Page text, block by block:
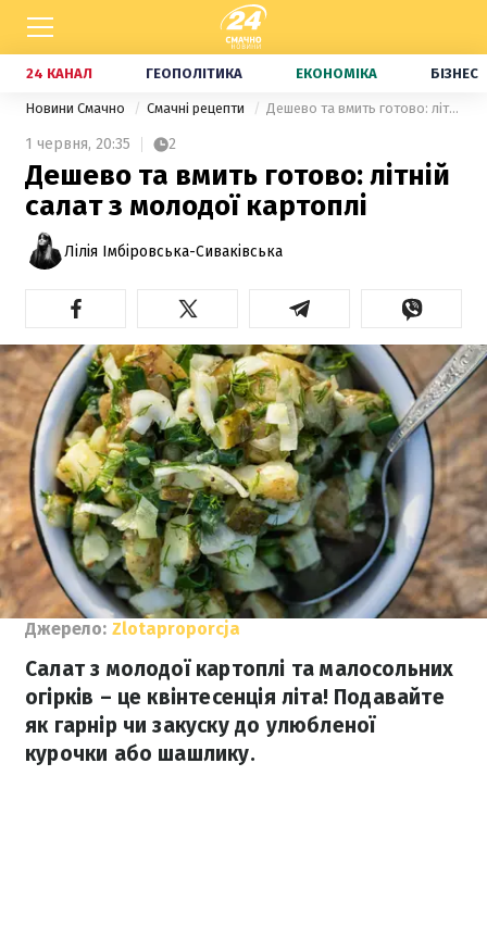
24 КАНАЛ ГЕОПОЛІТИКА ЕКОНОМІКА БІЗНЕС
Новини Смачно Смачні рецепти Дешево та вмить готово: літній салат з молодої картоплі
1 червня, 20:35 2
Дешево та вмить готово: літній
салат з молодої картоплі
Лілія Імбіровська-Сиваківська
Джерело: Zlotaproporcja
Салат з молодої картоплі та малосольних
огірків – це квінтесенція літа! Подавайте
як гарнір чи закуску до улюбленої
курочки або шашлику.